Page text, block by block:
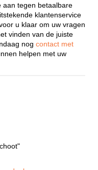
aan tegen betaalbare
klantenservice
u klaar om uw vragen
vinden van de juiste
nog contact met
helpen met uw